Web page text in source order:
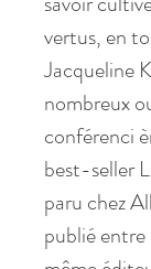
vertus, en
Jacqueline
nombreux
conférenci
best-seller
paru chez
publié entre